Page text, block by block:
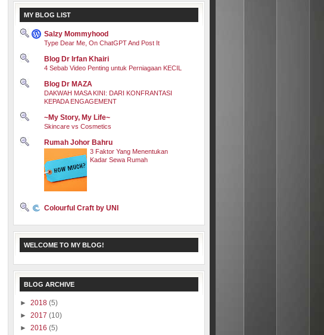
MY BLOG LIST
Salzy Mommyhood
Type Dear Me, On ChatGPT And Post It
Blog Dr Irfan Khairi
4 Sebab Video Penting untuk Perniagaan KECIL
Blog Dr MAZA
DAKWAH MASA KINI: DARI KONFRANTASI
KEPADA ENGAGEMENT
~My Story, My Life~
Skincare vs Cosmetics
Rumah Johor Bahru
3 Faktor Yang Menentukan
Kadar Sewa Rumah
Colourful Craft by UNI
WELCOME TO MY BLOG!
BLOG ARCHIVE
► 2018 (5)
► 2017 (10)
► 2016 (5)